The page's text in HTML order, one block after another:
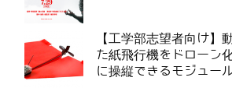
【工学部志望者向け】
た紙飛行機をドローン
に操縦できるモジュー